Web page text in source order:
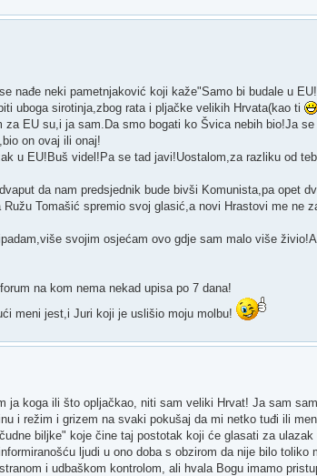
nađe neki pametnjaković koji kaže"Samo bi budale u
uboga sirotinja,zbog rata i pljačke velikih Hrvata(kao ti
EU su,i ja sam.Da smo bogati ko Švica nebih bio!Ja
on ovaj ili onaj!
u EU!Buš videl!Pa se tad javi!Uostalom,za razliku od
da nam predsjednik bude bivši Komunista,pa opet
Tomašić spremio svoj glasić,a novi Hrastovi me ne
svojim osjećam ovo gdje sam malo više
na kom nema nekad upisa po 7 dana!
meni jest,i Juri koji je uslišio moju molbu!
ja koga ili što opljačkao, niti sam veliki Hrvat! Ja sam
i režim i grizem na svaki pokušaj da mi netko tuđi ili
biljke" koje čine taj postotak koji će glasati za
ljudi u ono doba s obzirom da nije bilo toliko
i udbaškom kontrolom, ali hvala Bogu imamo